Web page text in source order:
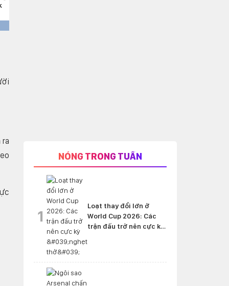
NÓNG TRONG TUẦN
1
Loạt thay đổi lớn ở
World Cup 2026: Các
trận đấu trở nên cực kỳ